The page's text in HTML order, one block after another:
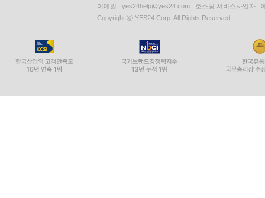
이메일 : yes24help@yes24.com 호스팅 서비스사업자 :
Copyright ⓒ YES24 Corp. All Rights Reserved.